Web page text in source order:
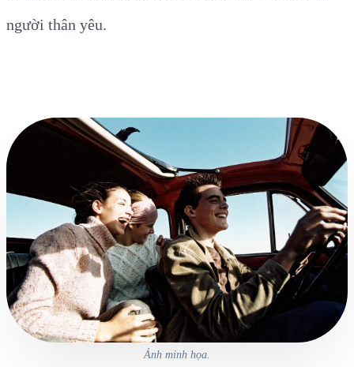
người thân yêu.
Ảnh minh họa.